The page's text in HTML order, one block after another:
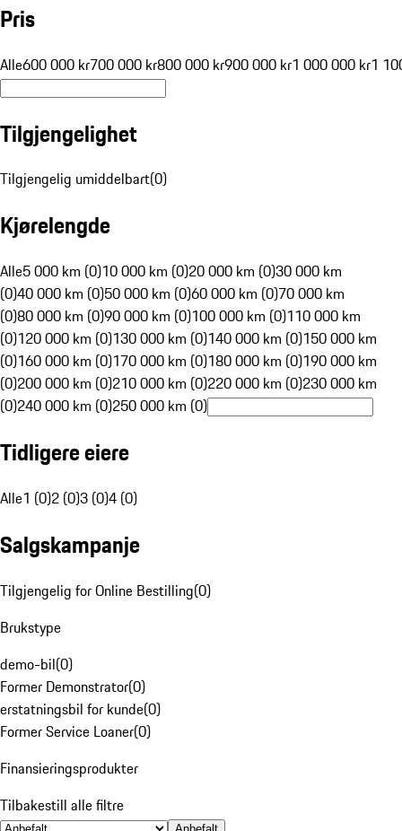
Pris
Alle600 000 kr700 000 kr800 000 kr900 000 kr1 000 000 kr1
Tilgjengelighet
Tilgjengelig umiddelbart(0)
Kjørelengde
Alle5 000 km (0)10 000 km (0)20 000 km (0)30 000 km
(0)40 000 km (0)50 000 km (0)60 000 km (0)70 000 km
(0)80 000 km (0)90 000 km (0)100 000 km (0)110 000 km
(0)120 000 km (0)130 000 km (0)140 000 km (0)150 000 km
(0)160 000 km (0)170 000 km (0)180 000 km (0)190 000 km
(0)200 000 km (0)210 000 km (0)220 000 km (0)230 000 km
(0)240 000 km (0)250 000 km (0)
Tidligere eiere
Alle1 (0)2 (0)3 (0)4 (0)
Salgskampanje
Tilgjengelig for Online Bestilling(0)
Brukstype
demo-bil(0)
Former Demonstrator(0)
erstatningsbil for kunde(0)
Former Service Loaner(0)
Finansieringsprodukter
Tilbakestill alle filtre